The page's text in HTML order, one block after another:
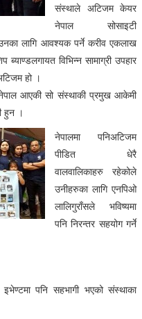
संस्थाले अटिजम केयर
नेपाल सोसाइटी
लागि आवश्यक पर्ने करीव एकलाख
विभिन्न सामाग्री उपहार
हो ।
आएकी सो संस्थाकी प्रमुख आकेमी
हुन ।
नेपालमा पनिअटिजम
पीडित धेरै
वालवालिकाहरु रहेकोले
उनीहरुका लागि एनपिओ
लालिगुराँसले भविष्यमा
पनि निरन्तर सहयोग गर्ने
पनि सहभागी भएको संस्थाका